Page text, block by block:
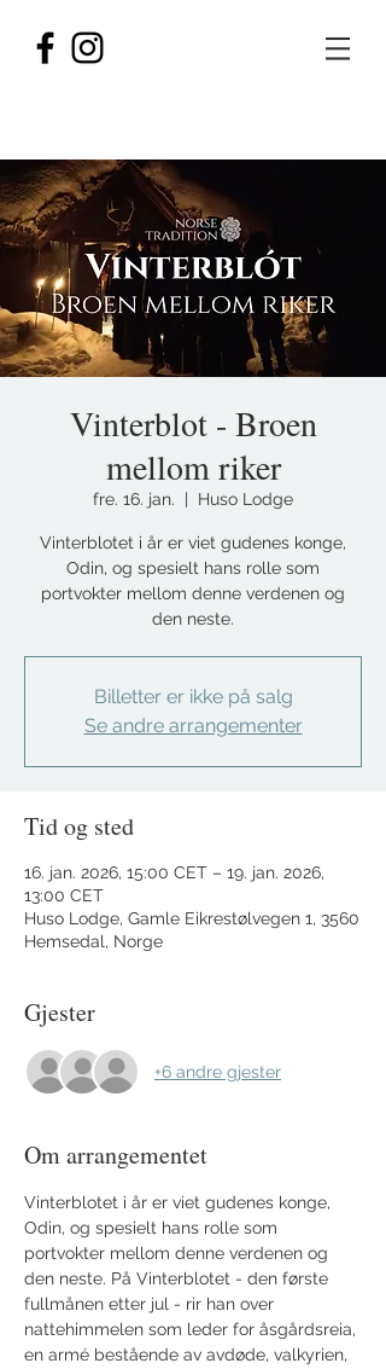
Vinterblot - Broen
mellom riker
fre. 16. jan.
  |
Huso Lodge
Vinterblotet i år er viet gudenes konge,
Odin, og spesielt hans rolle som
portvokter mellom denne verdenen og
den neste.
Billetter er ikke på salg
Se andre arrangementer
Tid og sted
16. jan. 2026, 15:00 CET – 19. jan. 2026,
13:00 CET
Huso Lodge, Gamle Eikrestølvegen 1, 3560
Hemsedal, Norge
Gjester
+6 andre gjester
Om arrangementet
Vinterblotet i år er viet gudenes konge,
Odin, og spesielt hans rolle som
portvokter mellom denne verdenen og
den neste. På Vinterblotet - den første
fullmånen etter jul - rir han over
nattehimmelen som leder for åsgårdsreia,
en armé bestående av avdøde, valkyrien,